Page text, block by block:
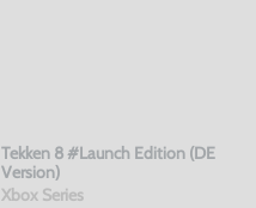
Tekken 8 #Launch Edition (DE
Version)
Xbox Series